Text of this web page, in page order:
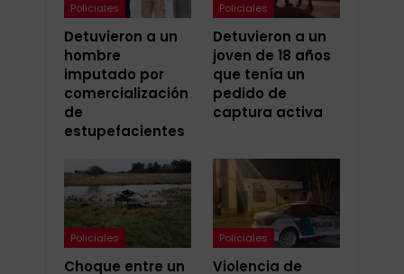
Policiales
Detuvieron a un
hombre
imputado por
comercialización
de
estupefacientes
Policiales
Detuvieron a un
joven de 18 años
que tenía un
pedido de
captura activa
Policiales
Choque entre un
Policiales
Violencia de